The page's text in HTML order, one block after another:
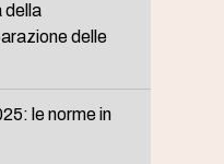
della
delle
le norme in